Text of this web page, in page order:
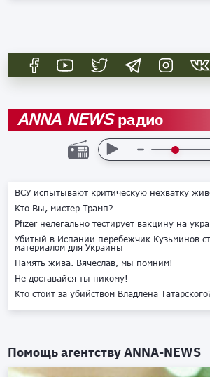
ANNA NEWSрадио
ВСУ испытывают критическую нехватку
Кто Вы, мистер Трамп?
Pfizer нелегально тестирует вакцину на
Убитый в Испании перебежчик Кузьминов
материалом для Украины
Память жива. Вячеслав, мы помним!
Не доставайся ты никому!
Кто стоит за убийством Владлена
Помощь агентствуANNA-NEWS